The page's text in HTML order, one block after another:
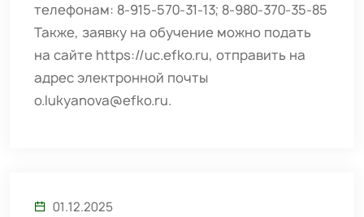
телефонам: 8-915-570-31-13; 8-980-370-35-85
Также, заявку на обучение можно подать
на сайте https://uc.efko.ru, отправить на
адрес электронной почты
o.lukyanova@efko.ru.
01.12.2025